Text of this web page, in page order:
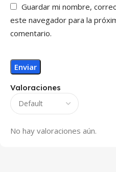
Valoraciones
No hay valoraciones aún.
Guardar mi nombre,
este navegador para la
comentario.